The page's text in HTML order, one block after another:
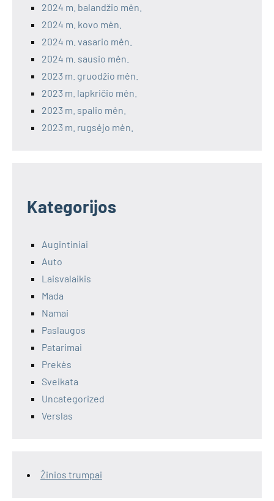
2024 m. balandžio mėn.
2024 m. kovo mėn.
2024 m. vasario mėn.
2024 m. sausio mėn.
2023 m. gruodžio mėn.
2023 m. lapkričio mėn.
2023 m. spalio mėn.
2023 m. rugsėjo mėn.
Kategorijos
Augintiniai
Auto
Laisvalaikis
Mada
Namai
Paslaugos
Patarimai
Prekės
Sveikata
Uncategorized
Verslas
Žinios trumpai